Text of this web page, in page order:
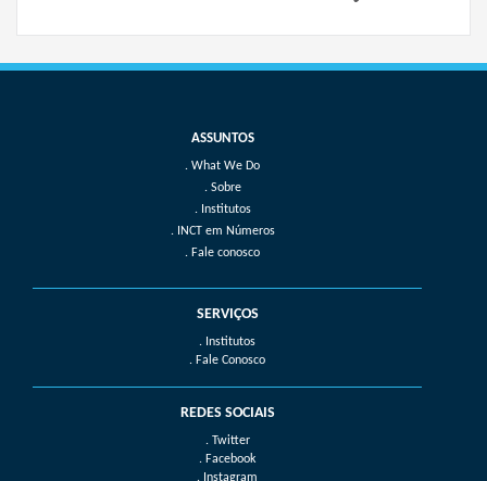
What We Do
Sobre
Institutos
INCT em Números
Fale conosco
SERVIÇOS
. Institutos
. Fale Conosco
REDES SOCIAIS
. Twitter
. Facebook
. Instagram